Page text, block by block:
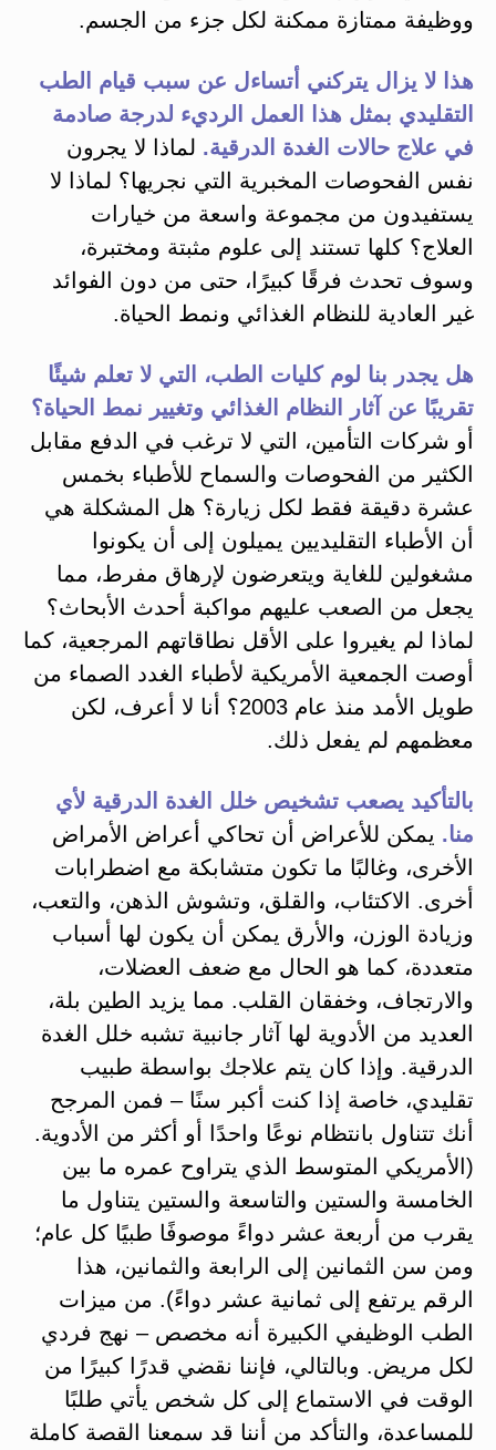
ووظيفة ممتازة ممكنة لكل جزء من الجسم.
هذا لا يزال يتركني أتساءل عن سبب قيام الطب
التقليدي بمثل هذا العمل الرديء لدرجة صادمة
في علاج حالات الغدة الدرقية. لماذا لا يجرون
نفس الفحوصات المخبرية التي نجريها؟ لماذا لا
يستفيدون من مجموعة واسعة من خيارات
العلاج؟ كلها تستند إلى علوم مثبتة ومختبرة،
وسوف تحدث فرقًا كبيرًا، حتى من دون الفوائد
غير العادية للنظام الغذائي ونمط الحياة.
هل يجدر بنا لوم كليات الطب، التي لا تعلم شيئًا
تقريبًا عن آثار النظام الغذائي وتغيير نمط الحياة؟
أو شركات التأمين، التي لا ترغب في الدفع مقابل
الكثير من الفحوصات والسماح للأطباء بخمس
عشرة دقيقة فقط لكل زيارة؟ هل المشكلة هي
أن الأطباء التقليديين يميلون إلى أن يكونوا
مشغولين للغاية ويتعرضون لإرهاق مفرط، مما
يجعل من الصعب عليهم مواكبة أحدث الأبحاث؟
لماذا لم يغيروا على الأقل نطاقاتهم المرجعية، كما
أوصت الجمعية الأمريكية لأطباء الغدد الصماء من
طويل الأمد منذ عام 2003؟ أنا لا أعرف، لكن
معظمهم لم يفعل ذلك.
بالتأكيد يصعب تشخيص خلل الغدة الدرقية لأي
منا. يمكن للأعراض أن تحاكي أعراض الأمراض
الأخرى، وغالبًا ما تكون متشابكة مع اضطرابات
أخرى. الاكتئاب، والقلق، وتشوش الذهن، والتعب،
وزيادة الوزن، والأرق يمكن أن يكون لها أسباب
متعددة، كما هو الحال مع ضعف العضلات،
والارتجاف، وخفقان القلب. مما يزيد الطين بلة،
العديد من الأدوية لها آثار جانبية تشبه خلل الغدة
الدرقية. وإذا كان يتم علاجك بواسطة طبيب
تقليدي، خاصة إذا كنت أكبر سنًا – فمن المرجح
أنك تتناول بانتظام نوعًا واحدًا أو أكثر من الأدوية.
(الأمريكي المتوسط الذي يتراوح عمره ما بين
الخامسة والستين والتاسعة والستين يتناول ما
يقرب من أربعة عشر دواءً موصوفًا طبيًا كل عام؛
ومن سن الثمانين إلى الرابعة والثمانين، هذا
الرقم يرتفع إلى ثمانية عشر دواءً). من ميزات
الطب الوظيفي الكبيرة أنه مخصص – نهج فردي
لكل مريض. وبالتالي، فإننا نقضي قدرًا كبيرًا من
الوقت في الاستماع إلى كل شخص يأتي طلبًا
للمساعدة، والتأكد من أننا قد سمعنا القصة كاملة